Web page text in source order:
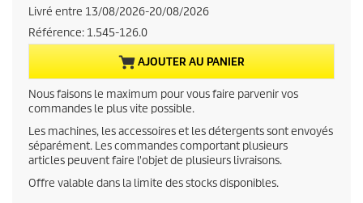
n
t
p
r
o
d
Livré entre 13/08/2026-20/08/2026
Référence: 1.545-126.0
AJOUTER AU PANIER
Nous faisons le maximum pour vous faire parvenir vos
commandes le plus vite possible.
Les machines, les accessoires et les détergents sont envoyés
séparément. Les commandes comportant plusieurs
articles peuvent faire l'objet de plusieurs livraisons.
Offre valable dans la limite des stocks disponibles.